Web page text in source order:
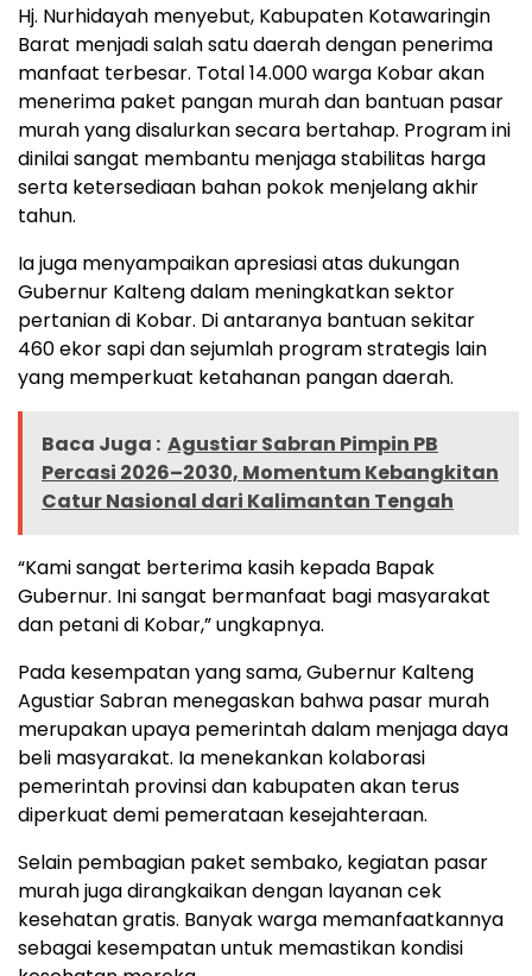
Hj. Nurhidayah menyebut, Kabupaten Kotawaringin
Barat menjadi salah satu daerah dengan penerima
manfaat terbesar. Total 14.000 warga Kobar akan
menerima paket pangan murah dan bantuan pasar
murah yang disalurkan secara bertahap. Program ini
dinilai sangat membantu menjaga stabilitas harga
serta ketersediaan bahan pokok menjelang akhir
tahun.
Ia juga menyampaikan apresiasi atas dukungan
Gubernur Kalteng dalam meningkatkan sektor
pertanian di Kobar. Di antaranya bantuan sekitar
460 ekor sapi dan sejumlah program strategis lain
yang memperkuat ketahanan pangan daerah.
Baca Juga : Agustiar Sabran Pimpin PB
Percasi 2026–2030, Momentum Kebangkitan
Catur Nasional dari Kalimantan Tengah
“Kami sangat berterima kasih kepada Bapak
Gubernur. Ini sangat bermanfaat bagi masyarakat
dan petani di Kobar,” ungkapnya.
Pada kesempatan yang sama, Gubernur Kalteng
Agustiar Sabran menegaskan bahwa pasar murah
merupakan upaya pemerintah dalam menjaga daya
beli masyarakat. Ia menekankan kolaborasi
pemerintah provinsi dan kabupaten akan terus
diperkuat demi pemerataan kesejahteraan.
Selain pembagian paket sembako, kegiatan pasar
murah juga dirangkaikan dengan layanan cek
kesehatan gratis. Banyak warga memanfaatkannya
sebagai kesempatan untuk memastikan kondisi